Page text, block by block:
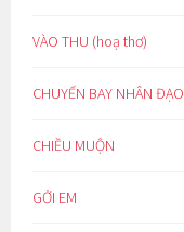
VÀO THU (hoạ thơ)
CHUYẾN BAY NHÂN ĐẠO
CHIỀU MUỘN
GỞI EM